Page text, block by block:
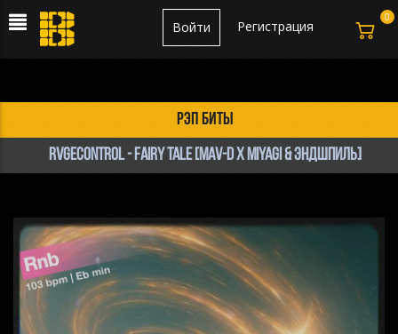
Регистрация
Войти
рэп биты
RVGEcontrol - Fairy Tale [Mav-d x Miyagi & Эндшпиль]
0